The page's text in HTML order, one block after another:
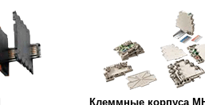
Клеммные корпуса